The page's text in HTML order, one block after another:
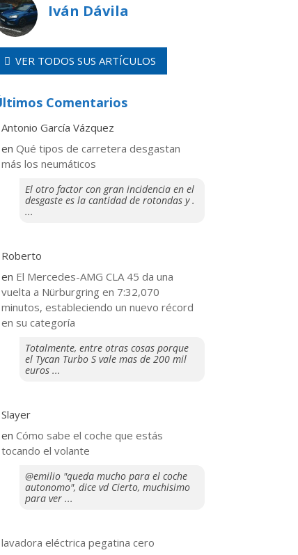
Iván Dávila
VER TODOS SUS ARTÍCULOS
Comentarios
Antonio García Vázquez
enQué tipos de carretera desgastan
más los neumáticos
El otro factor con gran incidencia en el
desgaste es la cantidad de rotondas y .
...
Roberto
en El Mercedes-AMG CLA 45 da una
vuelta a Nürburgring en 7:32,070
minutos, estableciendo un nuevo récord
en su categoría
Totalmente, entre otras cosas porque
el Tycan Turbo S vale mas de 200 mil
euros ...
Slayer
en​Cómo sabe el coche que estás
tocando el volante
@emilio "queda mucho para el coche
autonomo", dice vd Cierto, muchisimo
para ver ...
lavadora eléctrica pegatina cero